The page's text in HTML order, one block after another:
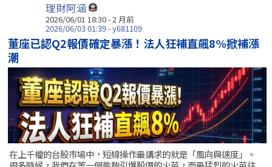
理財阿涵
2026/06/01 18:30 - 2 月前
2026/06/03 01:39 - y681109
董座已認Q2報價確定暴漲！法人狂補直飆8%掀補漲
潮
在上千檔的台股市場中，短線操作最講求的就是「風向與速度」。